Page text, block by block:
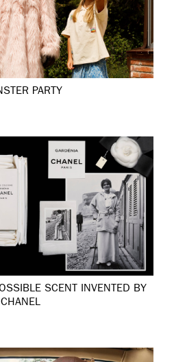
PARTY
SCENT INVENTED BY
CHANEL